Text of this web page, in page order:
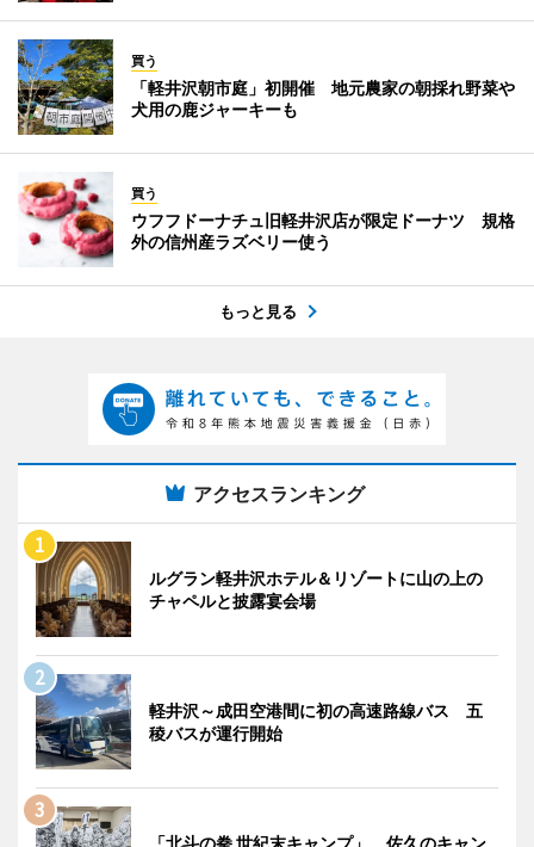
買う
「軽井沢朝市庭」初開催 地元農家の朝採れ野菜や
犬用の鹿ジャーキーも
買う
ウフフドーナチュ旧軽井沢店が限定ドーナツ 規格
外の信州産ラズベリー使う
もっと見る
アクセスランキング
ルグラン軽井沢ホテル＆リゾートに山の上の
チャペルと披露宴会場
軽井沢～成田空港間に初の高速路線バス 五
稜バスが運行開始
「北斗の拳 世紀末キャンプ」 佐久のキャン